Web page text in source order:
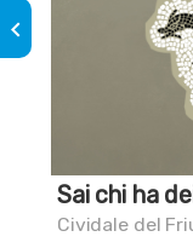
Sai chi ha
Cividale del
keyboard_arrow_left